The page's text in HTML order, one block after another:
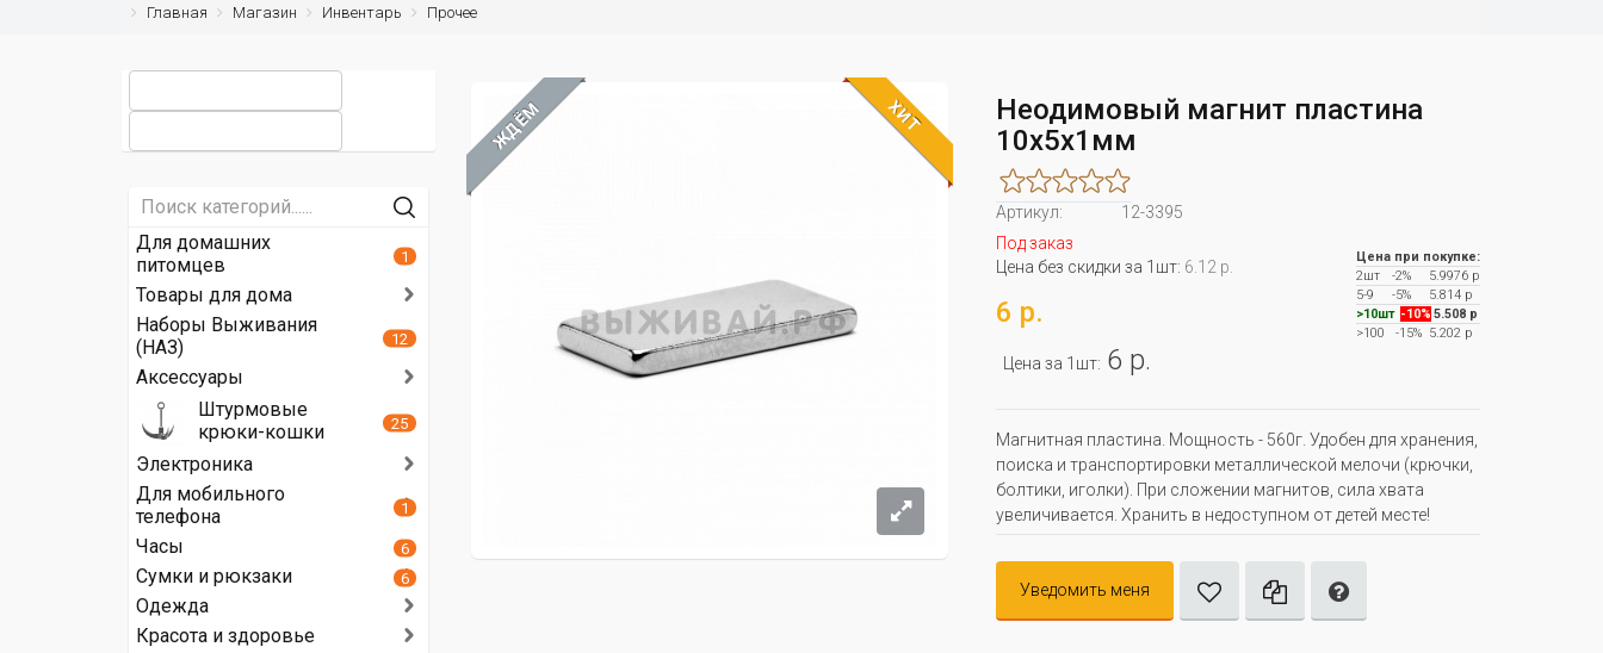
Главная Магазин Инвентарь Прочее
ЖДЁМ ХИТ
Неодимовый магнит пластина
10х5х1мм
Артикул:
12-3395
Под заказ
Цена без скидки за 1шт: 6.12 р.
6 р.
Цена за 1шт: 6 р.
Цена при покупке:
2шт
-2%
5.9976 р
5-9
-5%
5.814 р
>10шт -10% 5.508 р
>100
-15%5.202 р
Магнитная пластина. Мощность - 560г. Удобен для хранения,
поиска и транспортировки металлической мелочи (крючки,
болтики, иголки). При сложении магнитов, сила хвата
увеличивается. Хранить в недоступном от детей месте!
Уведомить меня
Для домашних
питомцев
1
Товары для дома
Наборы Выживания
(НАЗ)
12
Аксессуары
Штурмовые
крюки-кошки
25
Электроника
Для мобильного
телефона
1
Часы 6
Сумки и рюкзаки 6
Одежда
Красота и здоровье